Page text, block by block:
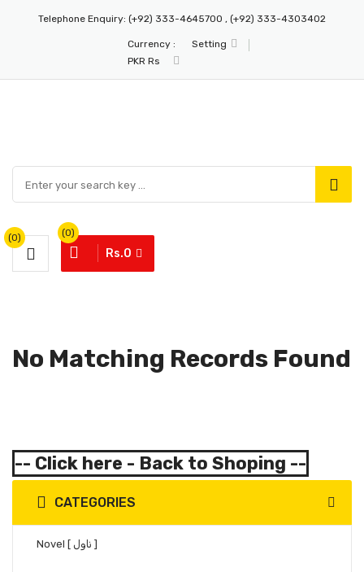
Telephone Enquiry: (+92) 333-4645700 , (+92) 333-4303402
Setting
Currency :
PKR Rs
(0)
Rs.0
(0)
No Matching Records Found
-- Click here - Back to Shoping --
CATEGORIES
Novel [ ناول ]